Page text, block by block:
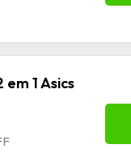
1 Asics